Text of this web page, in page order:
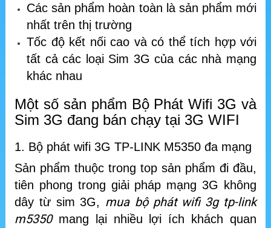
Các sản phẩm hoàn toàn là sản phẩm mới
nhất trên thị trường
Tốc độ kết nối cao và có thể tích hợp với
tất cả các loại Sim 3G của các nhà mạng
khác nhau
Một số sản phẩm Bộ Phát Wifi 3G và
Sim 3G đang bán chạy tại 3G WIFI
1. Bộ phát wifi 3G TP-LINK M5350 đa mạng
Sản phẩm thuộc trong top sản phẩm đi đầu,
tiên phong trong giải pháp mạng 3G không
dây từ sim 3G, mua bộ phát wifi 3g tp-link
m5350mang lại nhiều lợi ích khách quan